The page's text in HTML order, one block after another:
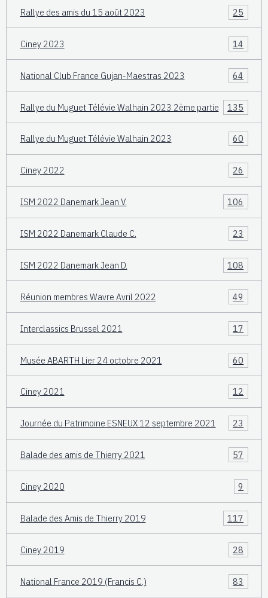
Rallye des amis du 15 août 2023 25
Ciney 2023 14
National Club France Gujan-Maestras 2023 64
Rallye du Muguet Télévie Walhain 2023 2ème partie 135
Rallye du Muguet Télévie Walhain 2023 60
Ciney 2022 26
ISM 2022 Danemark Jean V. 106
ISM 2022 Danemark Claude C. 23
ISM 2022 Danemark Jean D. 108
Réunion membres Wavre Avril 2022 49
Interclassics Brussel 2021 17
Musée ABARTH Lier 24 octobre 2021 60
Ciney 2021 12
Journée du Patrimoine ESNEUX 12 septembre 2021 23
Balade des amis de Thierry 2021 57
Ciney 2020 9
Balade des Amis de Thierry 2019 117
Ciney 2019 28
National France 2019 (Francis C.) 83